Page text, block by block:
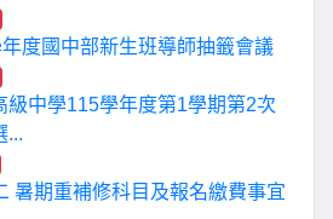
度國中部新生班導師抽籤會議
級中學115學年度第1學期第2次
...
暑期重補修科目及報名繳費事宜